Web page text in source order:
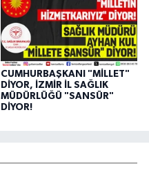
CUMHURBAŞKANI "MİLLET"
DİYOR, İZMİR İL SAĞLIK
MÜDÜRLÜĞÜ "SANSÜR"
DİYOR!